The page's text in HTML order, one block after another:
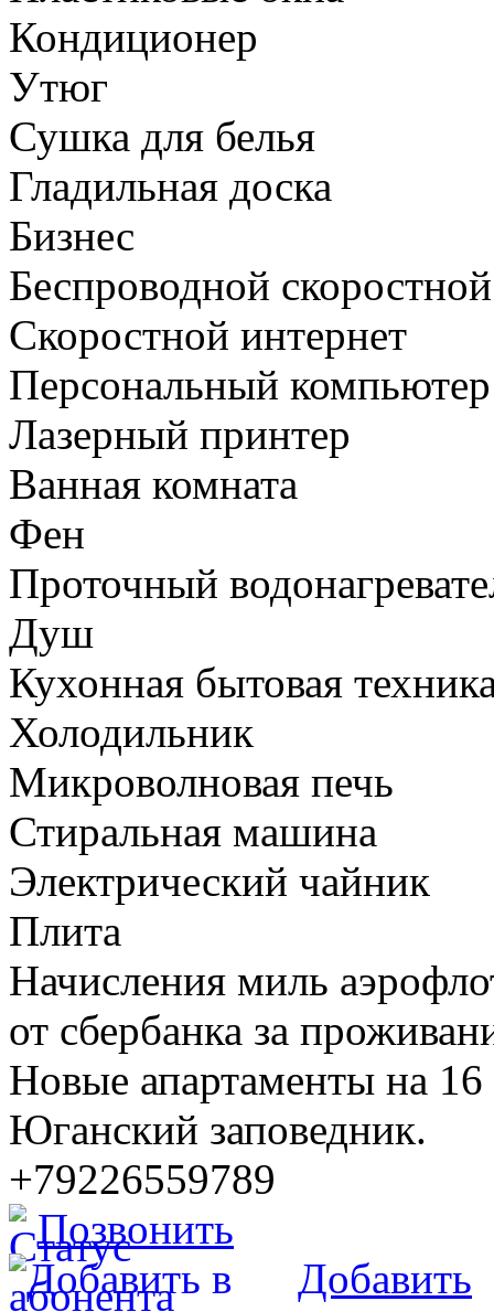
Кондиционер
Утюг
Сушка для белья
Гладильная доска
Бизнес
Беспроводной
Скоростной интернет
Персональный компьютер
Лазерный принтер
Ванная комната
Фен
Проточный
Душ
Кухонная бытовая
Холодильник
Микроволновая печь
Стиральная машина
Электрический чайник
Плита
Начисления миль
от сбербанка за
Новые апартаменты на
Юганский заповедник.
+79226559789
Позвонить
Добавить